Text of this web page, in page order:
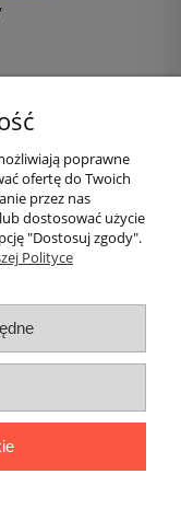
woj. mazowieckie ||
poprawne
ofertę do Twoich
przez nas
dostosować użycie
"Dostosuj zgody".
Polityce